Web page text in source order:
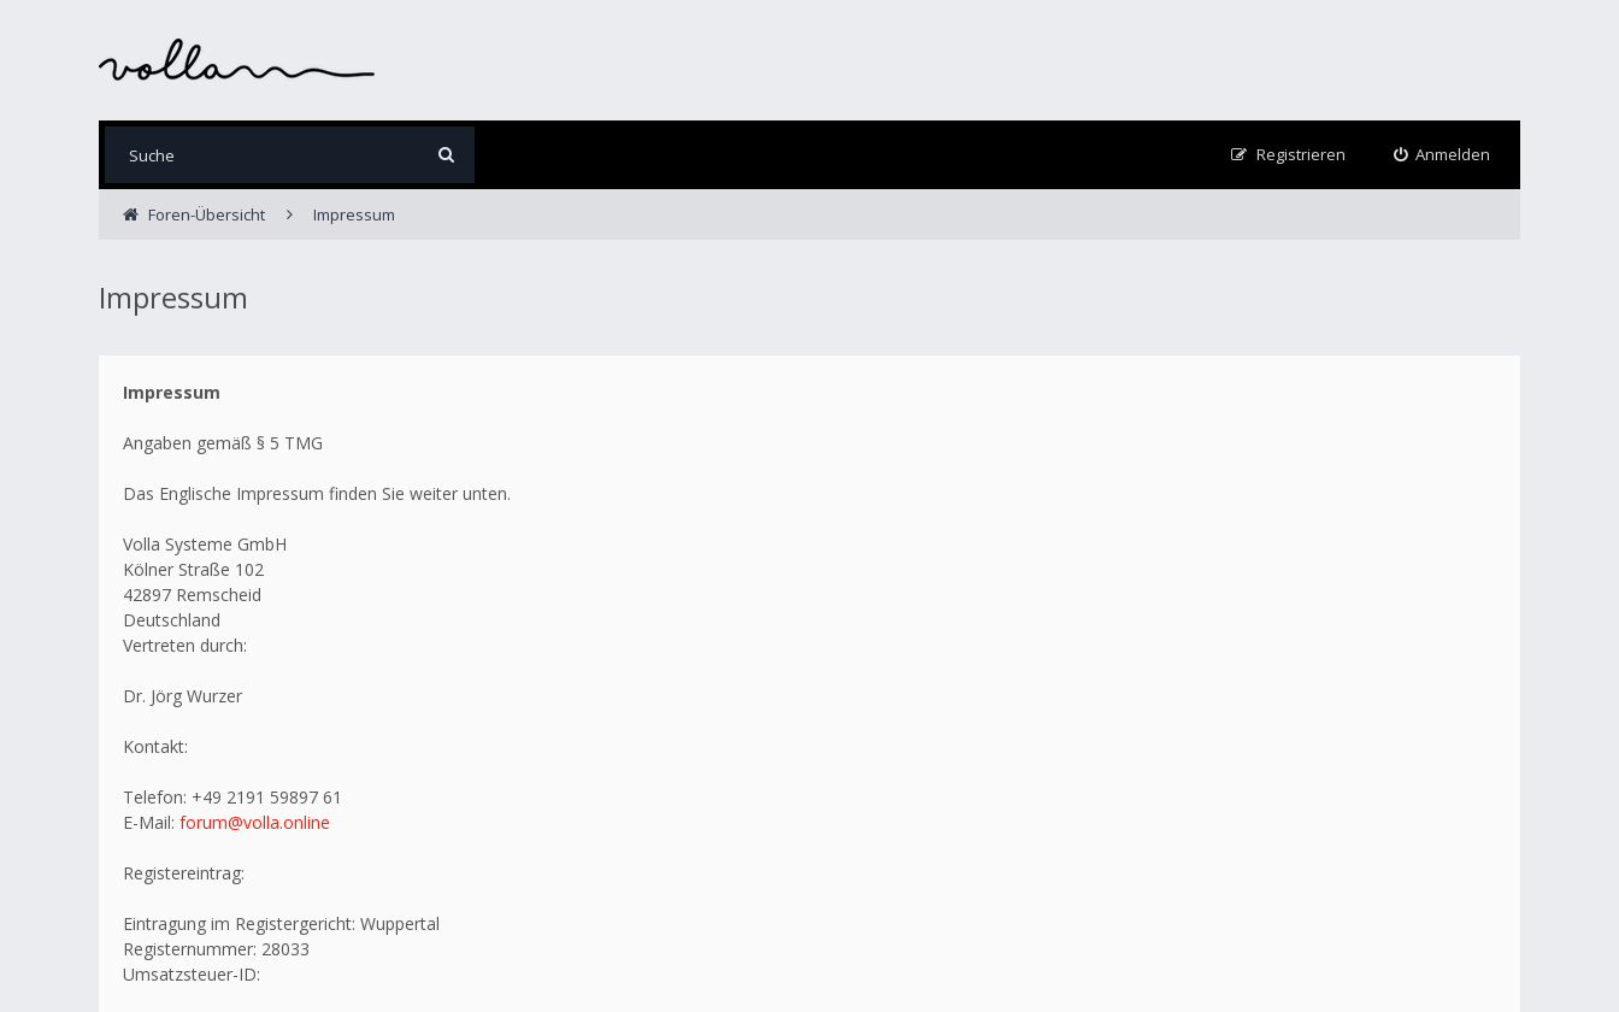
Anmelden
Registrieren
Foren-Übersicht Impressum
Impressum
Impressum
Angaben gemäß § 5 TMG
Das Englische Impressum finden Sie weiter unten.
Volla Systeme GmbH
Kölner Straße 102
42897 Remscheid
Deutschland
Vertreten durch:
Dr. Jörg Wurzer
Kontakt:
Telefon: +49 2191 59897 61
E-Mail: forum@volla.online
Registereintrag:
Eintragung im Registergericht: Wuppertal
Registernummer: 28033
Umsatzsteuer-ID: